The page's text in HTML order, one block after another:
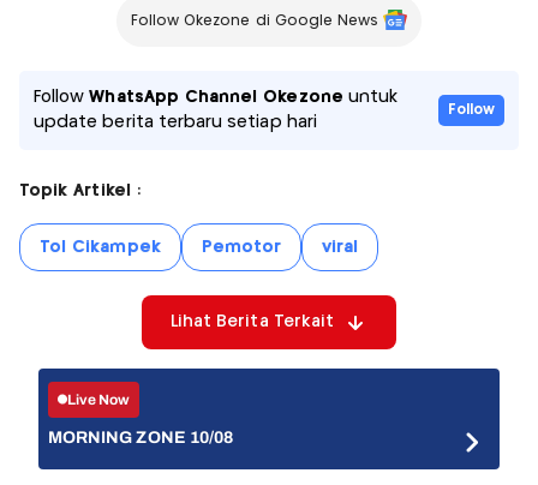
Follow Okezone di Google News
FollowWhatsApp Channel Okezone untuk
update berita terbaru setiap hari
Follow
Topik Artikel :
Tol Cikampek Pemotor viral
Lihat Berita Terkait
Live Now
MORNING ZONE 10/08